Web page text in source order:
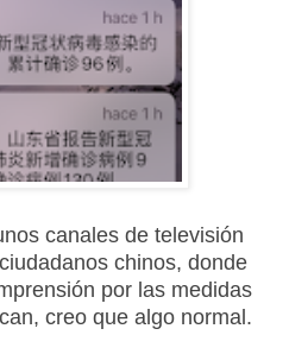
canales de televisión
chinos, donde
por las medidas
creo que algo normal.